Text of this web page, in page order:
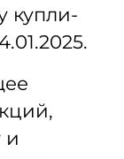
купли-
и